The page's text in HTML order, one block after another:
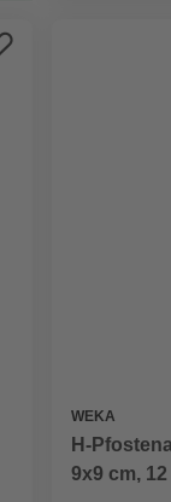
WEKA
H-
9x9 cm,